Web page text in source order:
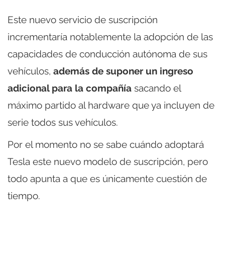
Este nuevo servicio de suscripción
incrementaría notablemente la adopción de las
capacidades de conducción autónoma de sus
vehículos, además de suponer un ingreso
adicional para la compañía sacando el
máximo partido al hardware que ya incluyen de
serie todos sus vehículos.
Por el momento no se sabe cuándo adoptará
Tesla este nuevo modelo de suscripción, pero
todo apunta a que es únicamente cuestión de
tiempo.